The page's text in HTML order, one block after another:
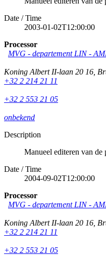
Date / Time
2003-01-02T12:00:00
Processor
MVG - departement LIN -
Koning Albert II-laan 20 16
+32 2 214 21 11
+32 2 553 21 05
onbekend
Description
Manueel editeren van de
Date / Time
2004-09-02T12:00:00
Processor
MVG - departement LIN -
Koning Albert II-laan 20 16
+32 2 214 21 11
+32 2 553 21 05